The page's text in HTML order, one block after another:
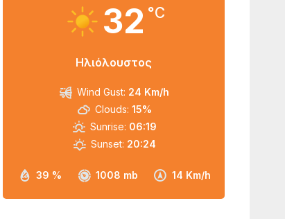
32 °C
Ηλιόλουστος
39 % 1008 mb 14 Km/h
Wind Gust: 24 Km/h
Clouds: 15%
Sunrise: 06:19
Sunset: 20:24